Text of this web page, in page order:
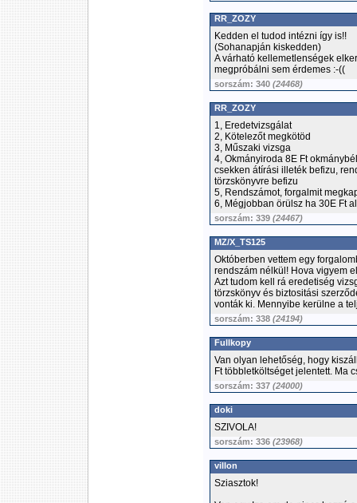
RR_ZOZY
Kedden el tudod intézni így is!!
(Sohanapján kiskedden)
A várható kellemetlenségek
megpróbálni sem érdemes :-((
sorszám: 340 (24468)
RR_ZOZY
1, Eredetvizsgálat
2, Kötelezőt megkötöd
3, Műszaki vizsga
4, Okmányiroda 8E Ft
csekken átírási illeték befizu,
törzskönyvre befizu
5, Rendszámot, forgalmit
6, Mégjobban örülsz ha 30E Ft
sorszám: 339 (24467)
MZ/X_TS125
Októberben vettem egy
rendszám nélkül! Hova vigyem
Azt tudom kell rá eredetiség
törzskönyv és biztositási
vonták ki. Mennyibe kerülne a
sorszám: 338 (24194)
Fullkopy
Van olyan lehetőség, hogy
Ft többletköltséget jelentett. Ma
sorszám: 337 (24000)
doki
SZIVOLA!
sorszám: 336 (23968)
villon
Sziasztok!